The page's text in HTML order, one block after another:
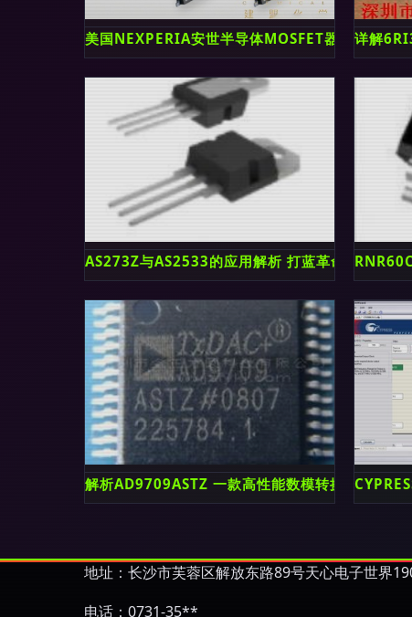
美国NEXPERIA安世半导体MOSFET器件,功率密
详解
AS273Z与AS2533的应用解析 打蓝革命下的半导
解析AD9709ASTZ 一款高性能数模转换器IC的功
地址：长沙市芙蓉区解放东路89号天心电子世界
电话：0731-35**